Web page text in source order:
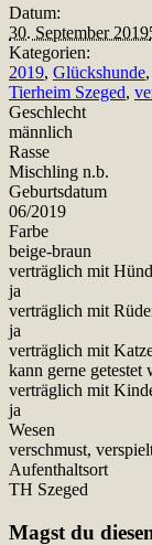
Datum:
30. September 2019
Kategorien:
2019, Glückshunde,
Tierheim Szeged,
Geschlecht
männlich
Rasse
Mischling n.b.
Geburtsdatum
06/2019
Farbe
beige-braun
verträglich mit
ja
verträglich mit
ja
verträglich mit
kann gerne getestet
verträglich mit
ja
Wesen
verschmust,
Aufenthaltsort
TH Szeged
Magst du